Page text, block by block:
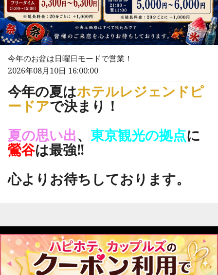
今年のお盆は日曜日モードで営業！
2026年08月10日 16:00:00
今年の夏はホテルレジェンドピ
ードアで決まり！
夏の思い出、 東京観光の拠点に
鶯谷は最強‼
心よりお待ちしております。